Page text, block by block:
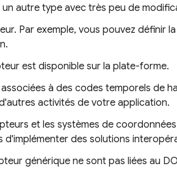
autre type avec très peu de
Par exemple, vous pouvez définir
est disponible sur la plate-forme.
à des codes temporels de
activités de votre application.
et les systèmes de
d'implémenter des solutions
générique ne sont pas liées au